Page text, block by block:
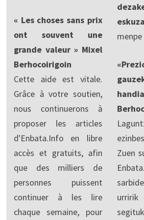
« Les choses sans prix
ont souvent une
grande valeur » Mixel
Berhocoirigoin
Cette aide est vitale.
Grâce à votre soutien,
nous continuerons à
proposer les articles
d'Enbata.Info en libre
accès et gratuits, afin
que des milliers de
personnes puissent
continuer à les lire
chaque semaine, pour
Zuen